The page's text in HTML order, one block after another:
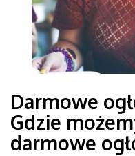
Darmowe
Gdzie
darmowe